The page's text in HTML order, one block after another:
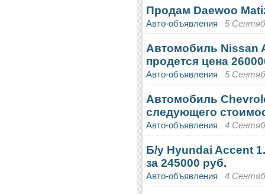
Продам Daewoo
Авто-объявления 5
Автомобиль Nissan
продется цена
Авто-объявления 5
Автомобиль
следующего
Авто-объявления 4
Б/у Hyundai Accent
за 245000 руб.
Авто-объявления 4